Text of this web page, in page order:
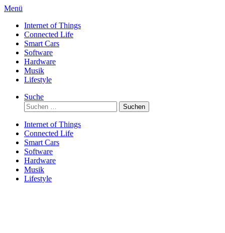
Direkt
Inhalt
Menü
Internet of Things
Connected Life
Smart Cars
Software
Hardware
Musik
Lifestyle
Suche
Suchen
nach:
Internet of Things
Connected Life
Smart Cars
Software
Hardware
Musik
Lifestyle